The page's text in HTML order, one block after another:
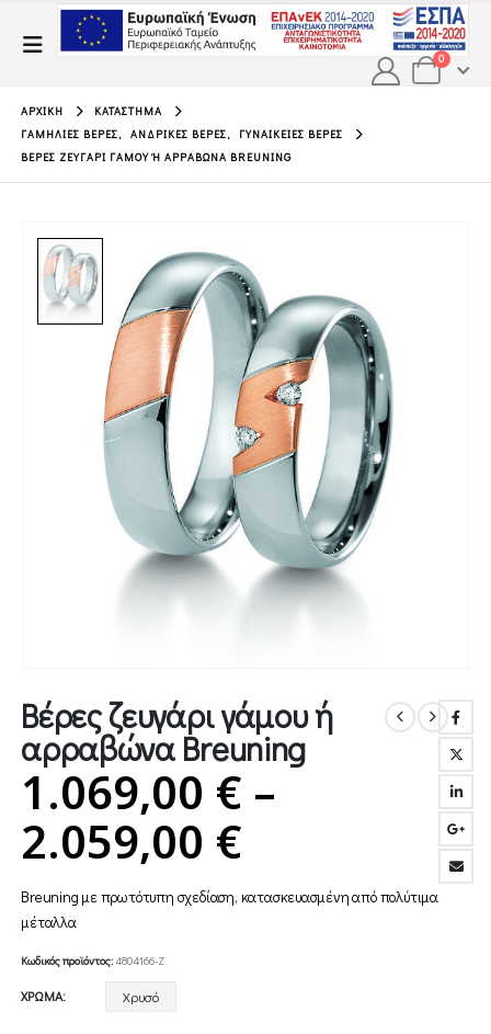
0
ΑΡΧΙΚΉ
ΚΑΤΆΣΤΗΜΑ
ΓΑΜΉΛΙΕΣ ΒΈΡΕΣ, ΑΝΔΡΙΚΈΣ ΒΈΡΕΣ,
ΓΥΝΑΙΚΕΊΕΣ ΒΈΡΕΣ
ΒΈΡΕΣ ΖΕΥΓΆΡΙ ΓΆΜΟΥ Ή ΑΡΡΑΒΏΝΑ BREUNING
Βέρες ζευγάρι γάμου ή
αρραβώνα Breuning
1.069,00 € –
2.059,00 €Price
range:
Breuning με πρωτότυπη σχεδίαση, κατασκευασμένη από πολύτιμα
μέταλλα
Κωδικός προϊόντος:4804166-Ζ
ΧΡΏΜΑ Χρυσό